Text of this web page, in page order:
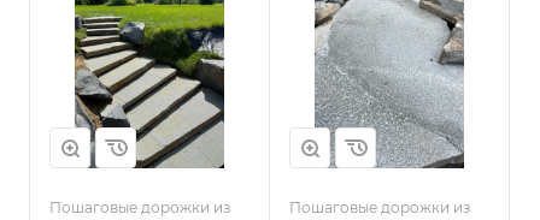
Пошаговые дорожки из
Пошаговые дорожки из